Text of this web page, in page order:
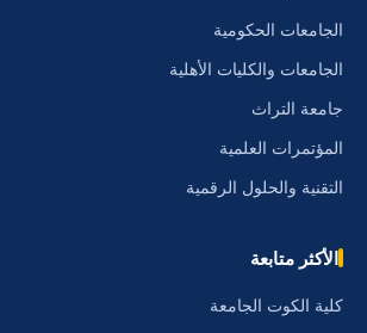
الجامعات الحكومية
الجامعات والكليات الأهلية
جامعة التراث
المؤتمرات العلمية
التقنية والحلول الرقمية
الأكثر متابعة
كلية الكوت الجامعة